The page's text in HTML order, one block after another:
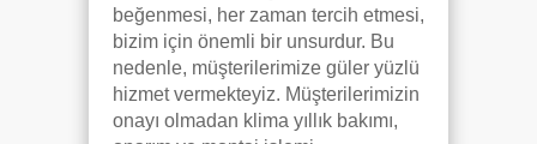
beğenmesi, her zaman tercih etmesi,
bizim için önemli bir unsurdur. Bu
nedenle, müşterilerimize güler yüzlü
hizmet vermekteyiz. Müşterilerimizin
onayı olmadan klima yıllık bakımı,